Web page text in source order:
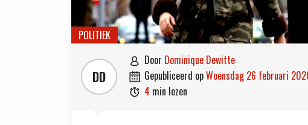
POLITIEK
DD
 door Dominique Dewitte
 gepubliceerd op woensdag 26 februari
 4 min lezen